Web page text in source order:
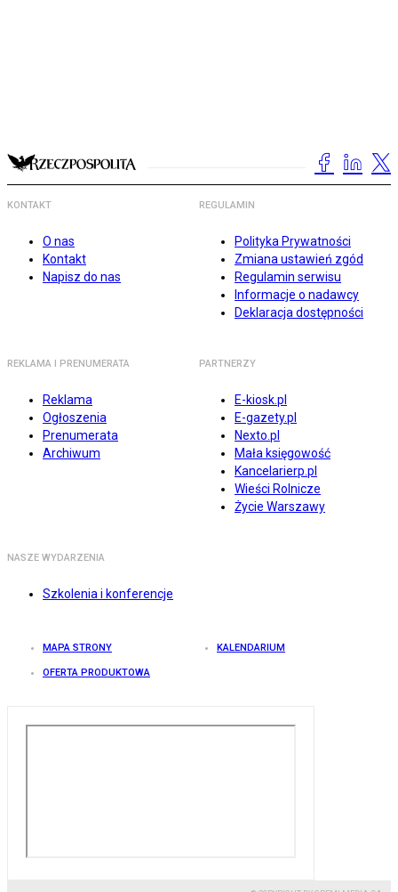
KONTAKT
O nas
Kontakt
Napisz do nas
REGULAMIN
Polityka Prywatności
Zmiana ustawień zgód
Regulamin serwisu
Informacje o nadawcy
Deklaracja dostępności
REKLAMA I PRENUMERATA
Reklama
Ogłoszenia
Prenumerata
Archiwum
PARTNERZY
E-kiosk.pl
E-gazety.pl
Nexto.pl
Mała księgowość
Kancelarierp.pl
Wieści Rolnicze
Życie Warszawy
NASZE WYDARZENIA
Szkolenia i konferencje
MAPA STRONY KALENDARIUM
OFERTA PRODUKTOWA